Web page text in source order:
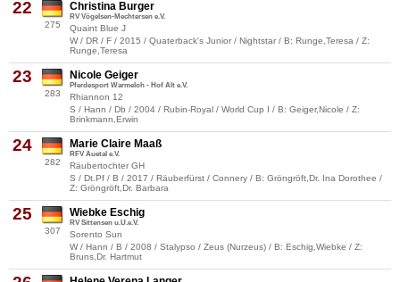
22
275
Christina Burger
RV Vögelsen-Mechtersen e.V.
Quaint Blue J
W / DR / F / 2015 / Quaterback's Junior / Nightstar / B: Runge,Teresa / Z:
Runge,Teresa
23
283
Nicole Geiger
Pferdesport Warmeloh - Hof Alt e.V.
Rhiannon 12
S / Hann / Db / 2004 / Rubin-Royal / World Cup I / B: Geiger,Nicole / Z:
Brinkmann,Erwin
24
282
Marie Claire Maaß
RFV Auetal e.V.
Räubertochter GH
S / Dt.Pf / B / 2017 / Räuberfürst / Connery / B: Gröngröft,Dr. Ina Dorothee /
Z: Gröngröft,Dr. Barbara
25
307
Wiebke Eschig
RV Sittensen u.U.e.V.
Sorento Sun
W / Hann / B / 2008 / Stalypso / Zeus (Nurzeus) / B: Eschig,Wiebke / Z:
Bruns,Dr. Hartmut